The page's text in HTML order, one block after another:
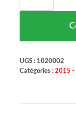
UGS : 1020002
Catégories : 2015 -